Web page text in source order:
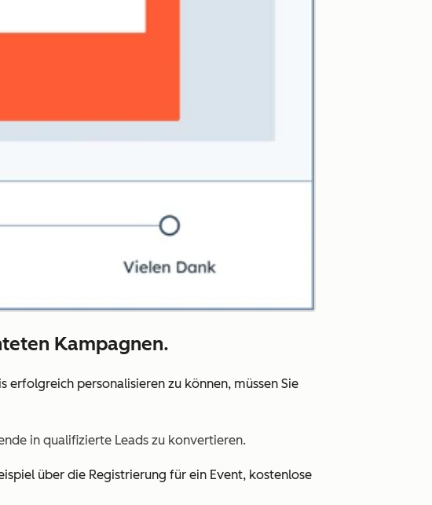
Kampagnen.
erfolgreich personalisieren zu können, müssen Sie
in qualifizierte Leads zu konvertieren.
über die Registrierung für ein Event, kostenlose